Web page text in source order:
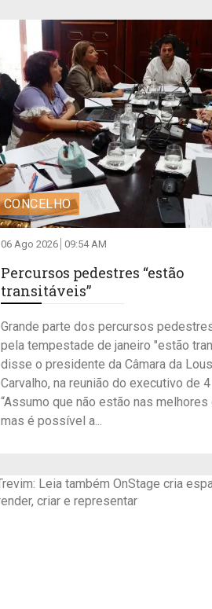
CONCELHO
06 Ago 2026 09:54 AM
Percursos pedestres “estão
transitáveis”
Grande parte dos percursos
pela tempestade de janeiro "estão
disse o presidente da Câmara da
Carvalho, na reunião do executivo de
“Assumo que não estão nas
mas é possível a...